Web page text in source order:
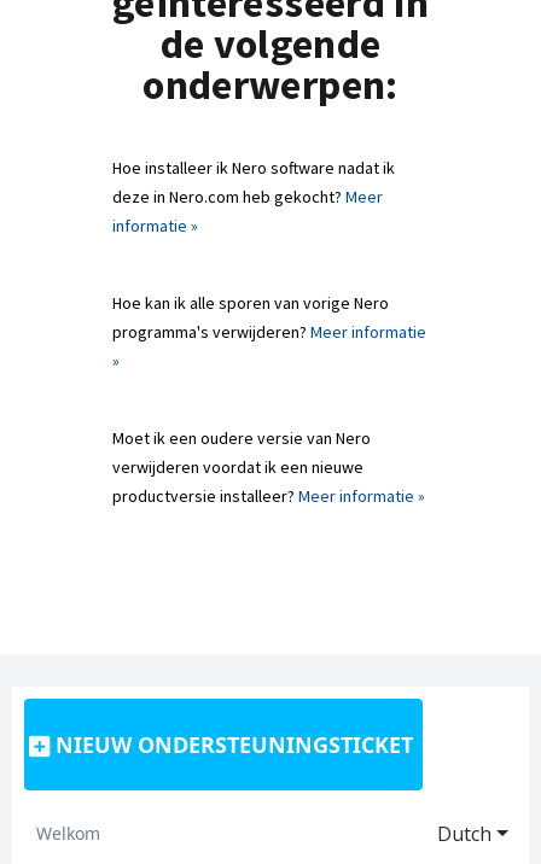
de volgende
onderwerpen:
Hoe installeer ik Nero software nadat ik
deze in Nero.com heb gekocht? Meer
informatie »
Hoe kan ik alle sporen van vorige Nero
programma's verwijderen? Meer informatie
»
Moet ik een oudere versie van Nero
verwijderen voordat ik een nieuwe
productversie installeer? Meer informatie »
NIEUW ONDERSTEUNINGSTICKET
Dutch
Welkom